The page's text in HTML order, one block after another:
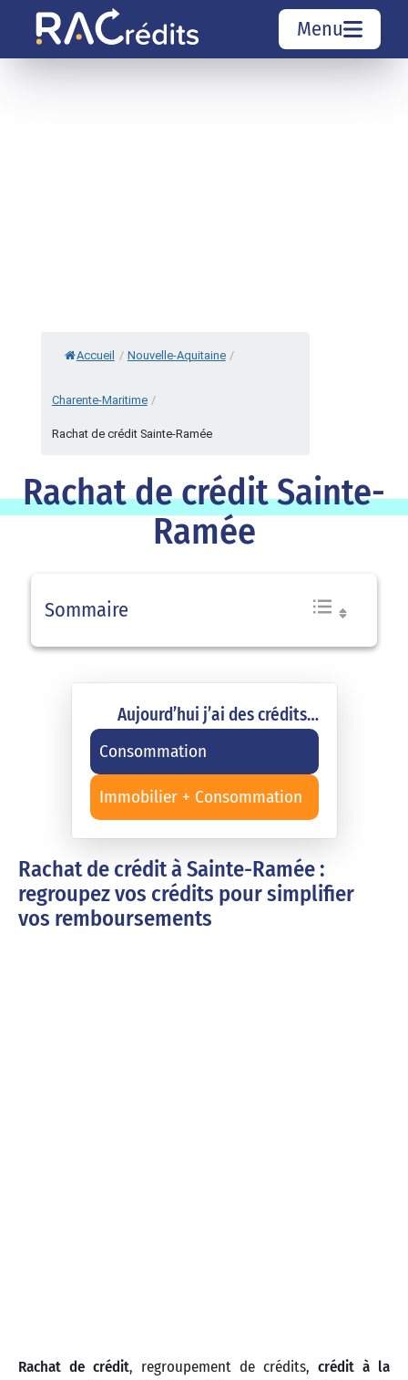
Menu
Accueil / Nouvelle-Aquitaine /
Charente-Maritime /
Rachat de crédit Sainte-Ramée
Rachat de crédit Sainte-
Ramée
Sommaire
Aujourd’hui j’ai des crédits…
Consommation
Immobilier + Consommation
Rachat de crédit à Sainte-Ramée :
regroupez vos crédits pour simplifier
vos remboursements
Rachat de crédit, regroupement de crédits, crédit à la